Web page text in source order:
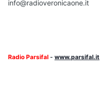
info@radioveronicaone.it
Radio Parsifal - www.parsifal.it